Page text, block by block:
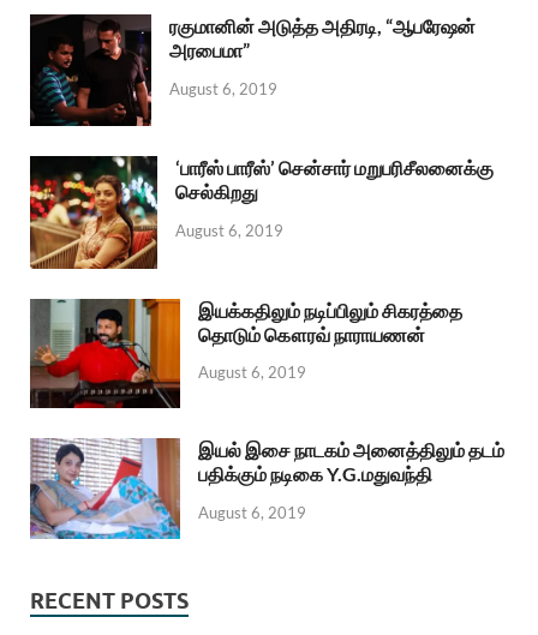
ரகுமானின் அடுத்த அதிரடி, “ஆபரேஷன்
அரபைமா”
August 6, 2019
‘பாரீஸ் பாரீஸ்’ சென்சார் மறுபரிசீலனைக்கு
செல்கிறது
August 6, 2019
இயக்கதிலும் நடிப்பிலும் சிகரத்தை
தொடும் கௌரவ் நாராயணன்
August 6, 2019
இயல் இசை நாடகம் அனைத்திலும் தடம்
பதிக்கும் நடிகை Y.G.மதுவந்தி
August 6, 2019
RECENT POSTS